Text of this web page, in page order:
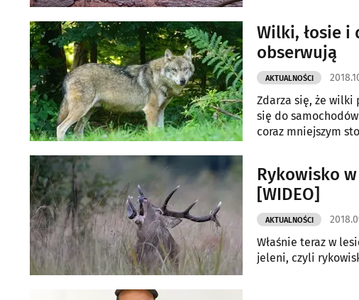
Wilki, łosie i
obserwują
AKTUALNOŚCI
Zdarza się, że wilki
się do
coraz mniejszym
Rykowisko
[WIDEO]
AKTUALNOŚCI
Właśnie teraz w
jeleni, czyli